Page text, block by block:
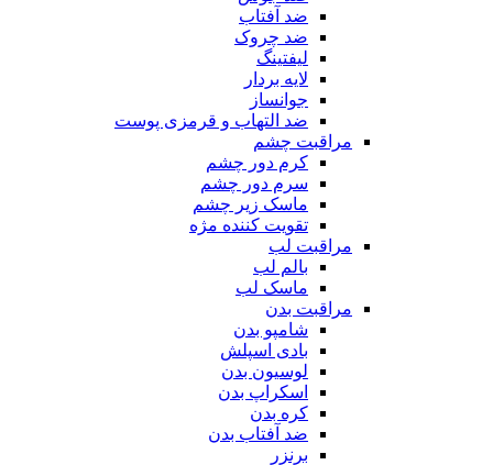
ضد آفتاب
ضد چروک
لیفتینگ
لایه بردار
جوانساز
ضد التهاب و قرمزی پوست
مراقبت چشم
کرم دور چشم
سرم دور چشم
ماسک زیر چشم
تقویت کننده مژه
مراقبت لب
بالم لب
ماسک لب
مراقبت بدن
شامپو بدن
بادی اسپلش
لوسیون بدن
اسکراپ بدن
کره بدن
ضد آفتاب بدن
برنزر